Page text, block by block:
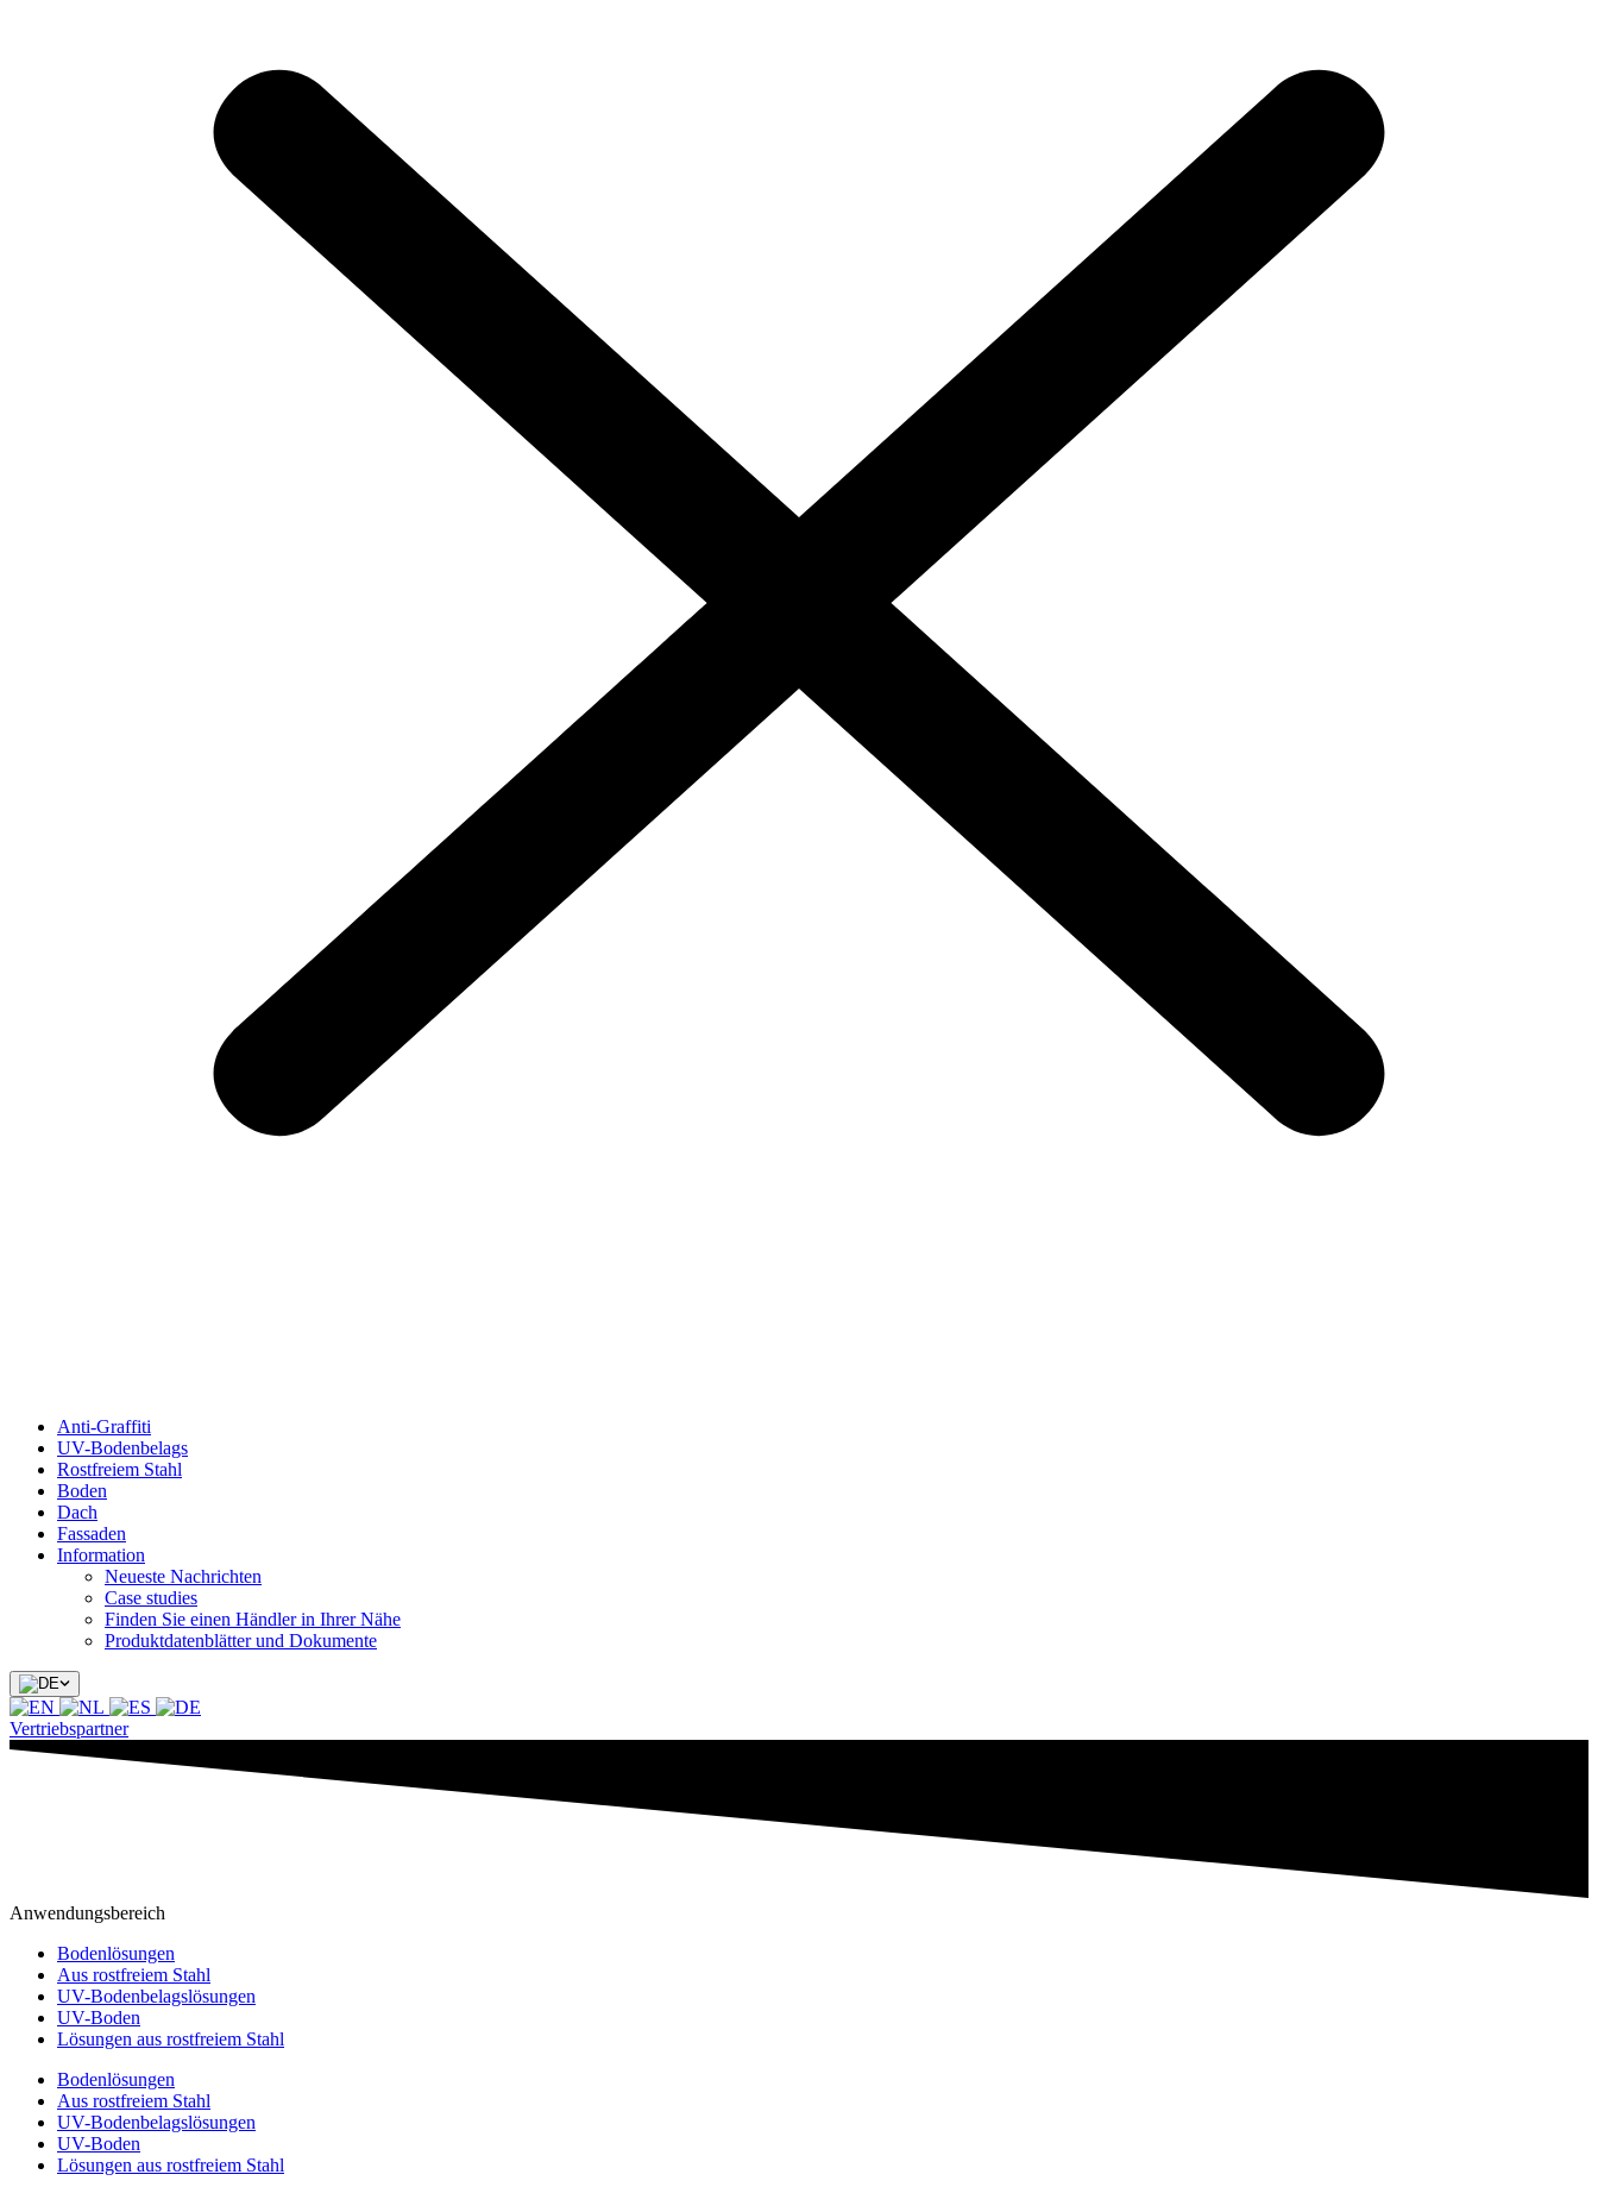
Anti-Graffiti
UV-Bodenbelags
Rostfreiem Stahl
Boden
Dach
Fassaden
Information
Neueste Nachrichten
Case studies
Finden Sie einen Händler in Ihrer Nähe
Produktdatenblätter und Dokumente
Vertriebspartner
Anwendungsbereich
Bodenlösungen
Aus rostfreiem Stahl
UV-Bodenbelagslösungen
UV-Boden
Lösungen aus rostfreiem Stahl
Bodenlösungen
Aus rostfreiem Stahl
UV-Bodenbelagslösungen
UV-Boden
Lösungen aus rostfreiem Stahl